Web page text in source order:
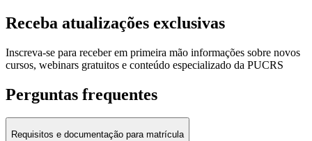
Receba atualizações exclusivas
Inscreva-se para receber em primeira mão informações sobre novos
cursos, webinars gratuitos e conteúdo especializado da PUCRS
Perguntas frequentes
Requisitos e documentação para matrícula